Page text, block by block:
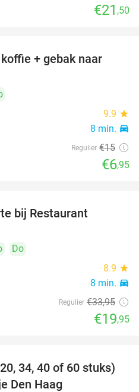
€21 ,50
+ gebak naar
9.9 star
8 min. directions_car
Regulier €15
€6,95
bij Restaurant
Do
8.9 star
8 min. directions_car
Regulier €33,95
€19,95
49%
34, 40 of 60 stuks)
Den Haag